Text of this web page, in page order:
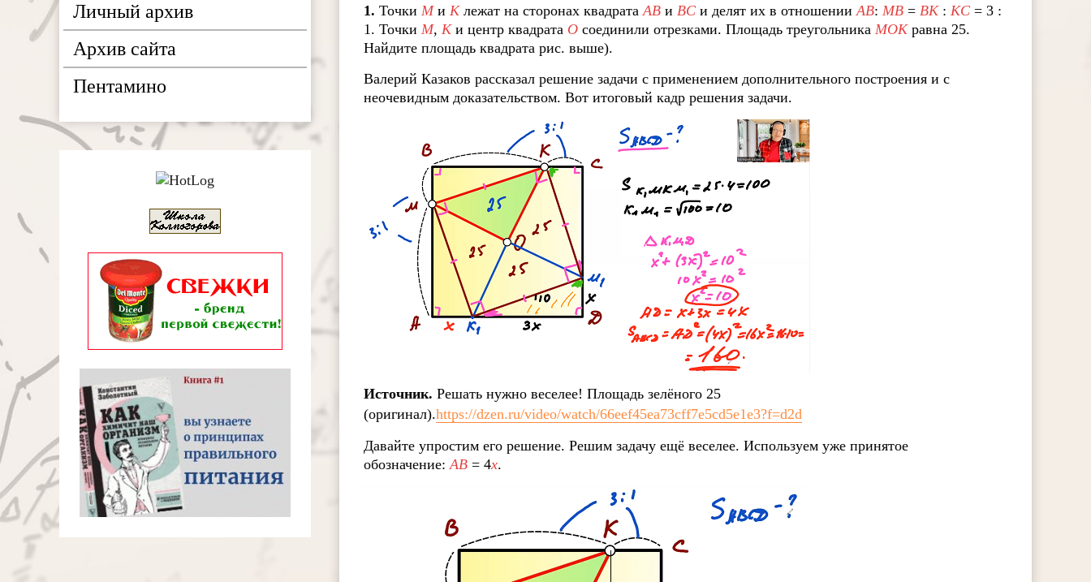
1. ТочкиMиKлежат на сторонах квадратаAB иBC и делят их в отношенииAB:MB =BK:KC = 3 :
1. ТочкиM,Kи центр квадрата O соединили отрезками. Площадь треугольникаMOKравна 25.
Найдите площадь квадрата рис. выше).
Валерий Казаков рассказал решение задачи с применением дополнительного построения и с
неочевидным доказательством. Вот итоговый кадр решения задачи.
Источник. Решать нужно веселее! Площадь зелёного 25
(оригинал).https://dzen.ru/video/watch/66eef45ea73cff7e5cd5e1e3?f=d2d
Давайте упростим его решение. Решим задачу ещё веселее. Используем уже принятое
обозначение:AB = 4x.
Личный архив
Архив сайта
Пентамино